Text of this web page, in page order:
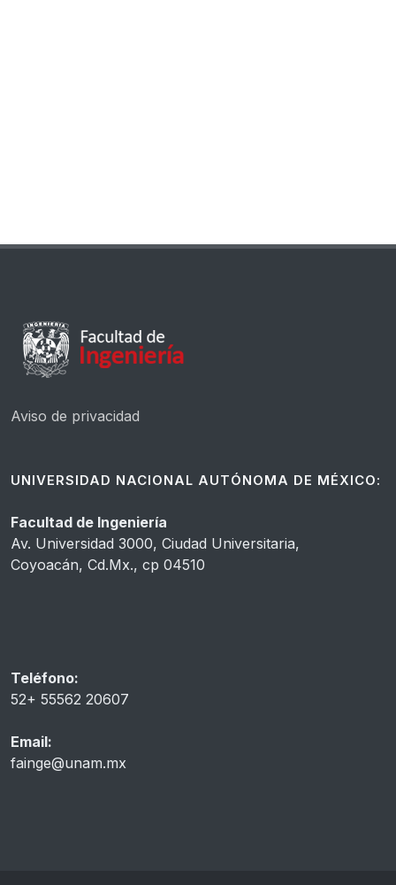
Aviso de privacidad
UNIVERSIDAD NACIONAL AUTÓNOMA DE MÉXICO:
Facultad de Ingeniería
Av. Universidad 3000, Ciudad Universitaria,
Coyoacán, Cd.Mx., cp 04510
Teléfono:
52+ 55562 20607
Email:
fainge@unam.mx